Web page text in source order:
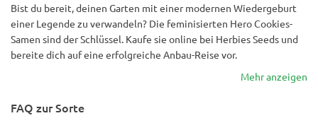
Bist du bereit, deinen Garten mit einer modernen Wiedergeburt
einer Legende zu verwandeln? Die feminisierten Hero Cookies-
Samen sind der Schlüssel. Kaufe sie online bei Herbies Seeds und
bereite dich auf eine erfolgreiche Anbau-Reise vor.
Mehr anzeigen
FAQ zur Sorte